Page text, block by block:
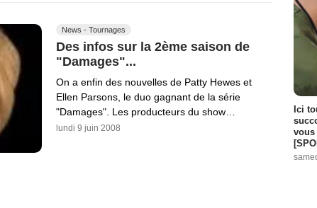
News - Tournages
Des infos sur la 2ème saison de
"Damages"...
On a enfin des nouvelles de Patty Hewes et
Ellen Parsons, le duo gagnant de la série
"Damages". Les producteurs du show…
lundi 9 juin 2008
Ici
vous